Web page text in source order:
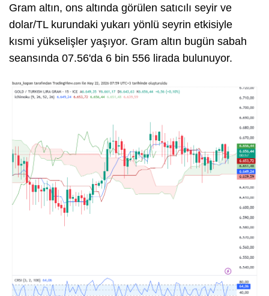
Gram altın, ons altında görülen satıcılı seyir ve
dolar/TL kurundaki yukarı yönlü seyrin etkisiyle
kısmi yükselişler yaşıyor. Gram altın bugün sabah
seansında 07.56'da 6 bin 556 lirada bulunuyor.